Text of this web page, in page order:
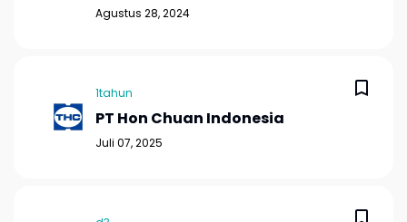
Agustus 28, 2024
1tahun
PT Hon Chuan Indonesia
Juli 07, 2025